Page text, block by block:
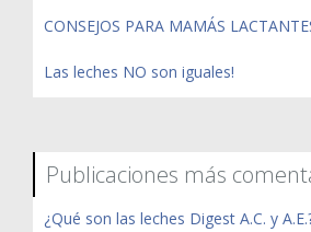
CONSEJOS PARA MAMÁS
Las leches NO son iguales!
Publicaciones más
¿Qué son las leches Digest A.C. y